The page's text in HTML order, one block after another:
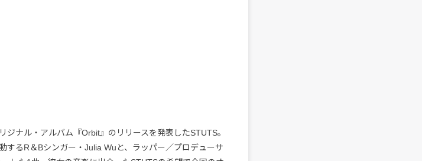
ジナル・アルバム『Orbit』のリリースを発表したSTUTS。
するR＆Bシンガー・Julia Wuと、ラッパー／プロデューサ